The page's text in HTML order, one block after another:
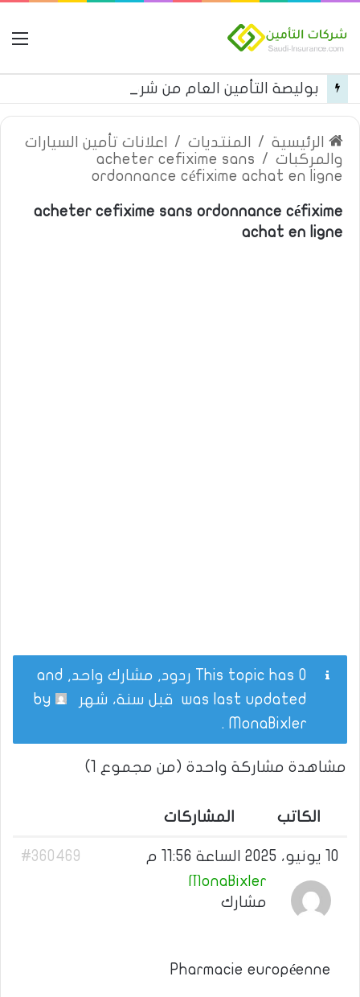
الرئيسية / المنتديات /
اعلانات تأمين السيارات
والمركبات /
acheter cefixime sans
ordonnance céfixime achat en ligne
acheter cefixime sans ordonnance céfixime
achat en ligne
This topic has 0 ردود, مشارك واحد, and
was last updated قبل سنة، شهر
MonaBixler
.
مشاهدة مشاركة واحدة (من مجموع 1)
الكاتب المشاركات
10 يونيو، 2025 الساعة 11:56 م
#360469
MonaBixler
مشارك
Pharmacie européenne